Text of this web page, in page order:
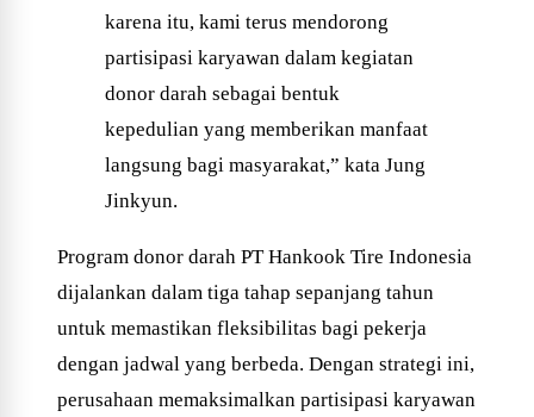
karena itu, kami terus mendorong
partisipasi karyawan dalam kegiatan
donor darah sebagai bentuk
kepedulian yang memberikan manfaat
langsung bagi masyarakat,” kata Jung
Jinkyun.
Program donor darah PT Hankook Tire Indonesia
dijalankan dalam tiga tahap sepanjang tahun
untuk memastikan fleksibilitas bagi pekerja
dengan jadwal yang berbeda. Dengan strategi ini,
perusahaan memaksimalkan partisipasi karyawan